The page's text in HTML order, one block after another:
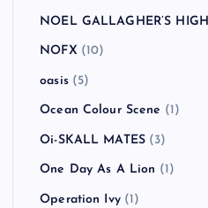
NOEL GALLAGHER’S
NOFX (10)
oasis(5)
Ocean Colour Scene (1)
Oi-SKALL MATES (3)
One Day As A Lion (1)
Operation Ivy(1)